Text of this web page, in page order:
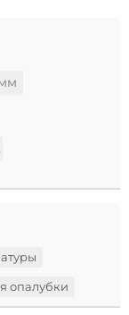
опалубки